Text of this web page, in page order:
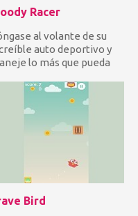
Racer
al volante de su
auto deportivo y
lo más que pueda
Bird